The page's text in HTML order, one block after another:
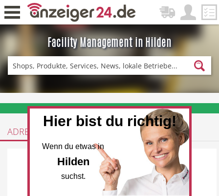
Facility Management in Hilden
Zurück
Lieferservice
Einkaufen
❤️ Aktuelle Angebote & Prospekte per Newsletter erhalten
ADRESSEN
Hier bist du richtig!
Wenn du etwas in
Hilden
suchst.